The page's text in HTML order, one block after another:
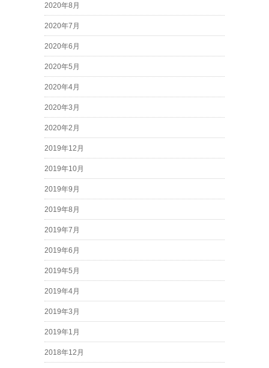
2020年8月
2020年7月
2020年6月
2020年5月
2020年4月
2020年3月
2020年2月
2019年12月
2019年10月
2019年9月
2019年8月
2019年7月
2019年6月
2019年5月
2019年4月
2019年3月
2019年1月
2018年12月